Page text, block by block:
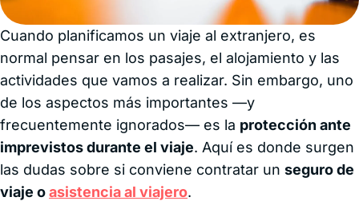
Cuando planificamos un viaje al extranjero, es
normal pensar en los pasajes, el alojamiento y las
actividades que vamos a realizar. Sin embargo, uno
de los aspectos más importantes —y
frecuentemente ignorados— es la protección ante
imprevistos durante el viaje. Aquí es donde surgen
las dudas sobre si conviene contratar un seguro de
viaje oasistencia al viajero.